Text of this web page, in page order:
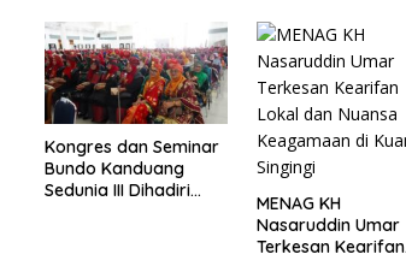
Kongres dan Seminar
Bundo Kanduang
Sedunia III Dihadiri
MENAG KH
Nasaruddin Umar
Terkesan Kearifan